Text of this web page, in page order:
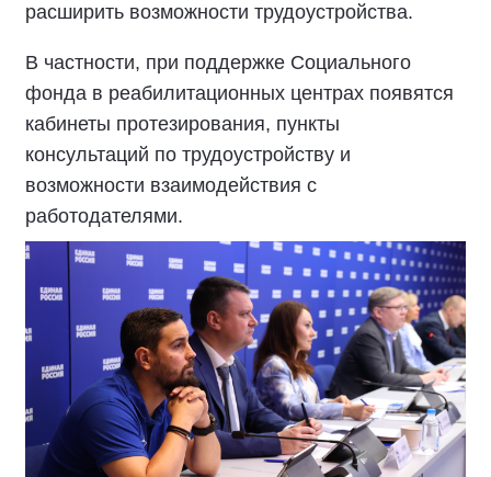
расширить возможности трудоустройства.
В частности, при поддержке Социального
фонда в реабилитационных центрах появятся
кабинеты протезирования, пункты
консультаций по трудоустройству и
возможности взаимодействия с
работодателями.